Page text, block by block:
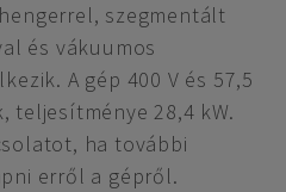
szegmentált
és vákuumos
A gép 400 V és 57,5
teljesítménye 28,4 kW.
ha további
erről a gépről.